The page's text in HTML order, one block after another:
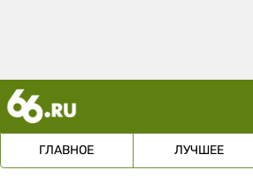
ГЛАВНОЕ ЛУЧШЕЕ